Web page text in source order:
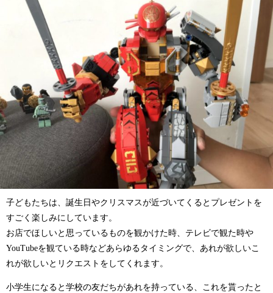
子どもたちは、誕生日やクリスマスが近づいてくるとプレゼントを
すごく楽しみにしています。
お店でほしいと思っているものを観かけた時、テレビで観た時や
YouTubeを観ている時などあらゆるタイミングで、あれが欲しいこ
れが欲しいとリクエストをしてくれます。
小学生になると学校の友だちがあれを持っている、これを貰ったと